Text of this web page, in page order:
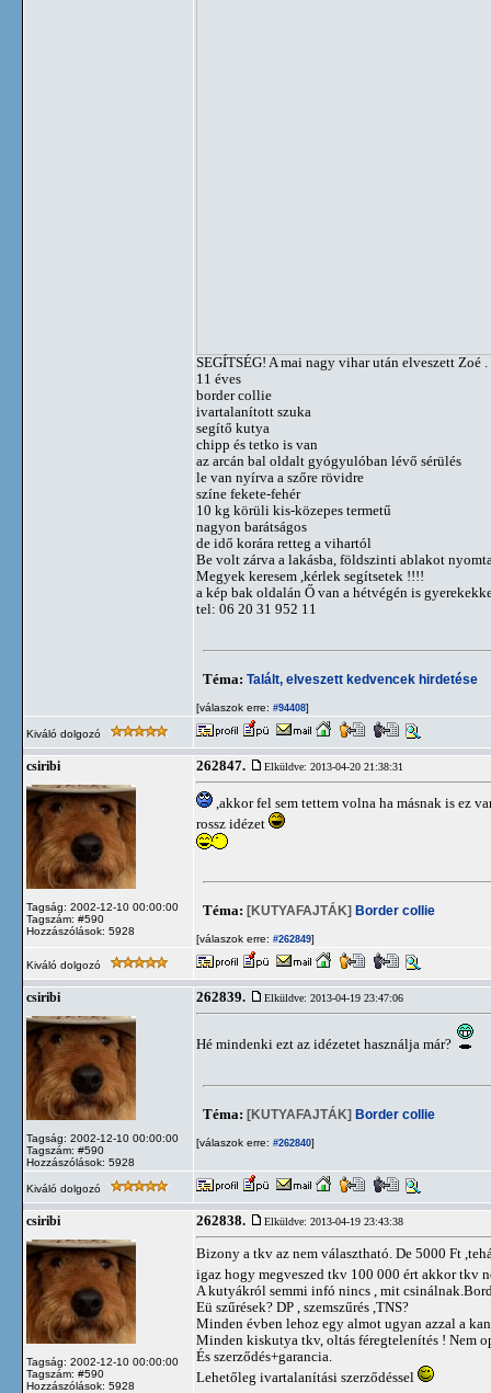
SEGÍTSÉG! A mai nagy vihar után elveszett Zoé .
11 éves
border collie
ivartalanított szuka
segítő kutya
chipp és tetko is van
az arcán bal oldalt gyógyulóban lévő sérülés
le van nyírva a szőre rövidre
színe fekete-fehér
10 kg körüli kis-közepes termetű
nagyon barátságos
de idő korára retteg a vihartól
Be volt zárva a lakásba, földszinti ablakot
Megyek keresem ,kérlek segítsetek !!!!
a kép bak oldalán Ő van a hétvégén is
tel: 06 20 31 952 11
Téma: Talált, elveszett kedvencek hirdetése
[válaszok erre: #94408]
Kiváló dolgozó
csiribi
Tagság: 2002-12-10 00:00:00
Tagszám: #590
Hozzászólások: 5928
262847. Elküldve: 2013-04-20 21:38:31
,akkor fel sem tettem volna ha másnak is ez
rossz idézet
Téma: [KUTYAFAJTÁK] Border collie
[válaszok erre: #262849]
Kiváló dolgozó
csiribi
Tagság: 2002-12-10 00:00:00
Tagszám: #590
Hozzászólások: 5928
262839. Elküldve: 2013-04-19 23:47:06
Hé mindenki ezt az idézetet használja már?
Téma: [KUTYAFAJTÁK] Border collie
[válaszok erre: #262840]
Kiváló dolgozó
csiribi
Tagság: 2002-12-10 00:00:00
Tagszám: #590
Hozzászólások: 5928
262838. Elküldve: 2013-04-19 23:43:38
Bizony a tkv az nem választható. De 5000 Ft
igaz hogy megveszed tkv 100 000 ért akkor tkv
A kutyákról semmi infó nincs , mit
Eü szűrések? DP , szemszűrés ,TNS?
Minden évben lehoz egy almot ugyan azzal a
Minden kiskutya tkv, oltás féregtelenítés ! Nem
És szerződés+garancia.
Lehetőleg ivartalanítási szerződéssel